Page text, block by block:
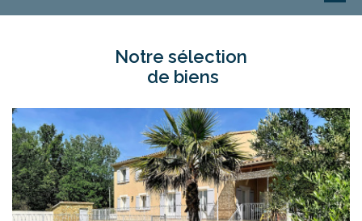
10KM 25KM
Critères supplémentaires
Piscine Parking Terrasse
notre sélection
de biens